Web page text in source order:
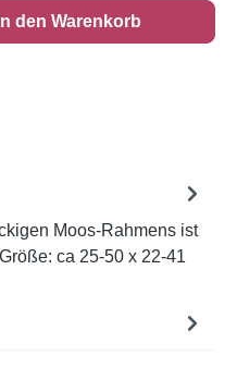
gewünschten
In den Warenkorb
Moos-Rahmens ist
ca 25-50 x 22-41